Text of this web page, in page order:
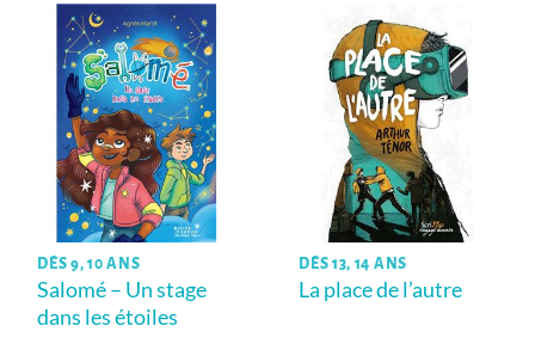
DÈS 9, 10 ANS
Salomé – Un stage
dans les étoiles
DÈS 13, 14 ANS
La place de l’autre